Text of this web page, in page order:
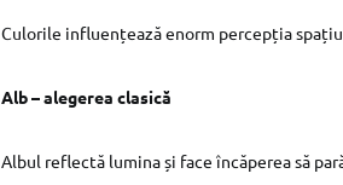
Culorile influențează enorm percepția
Alb – alegerea clasică
Albul reflectă lumina și face încăperea să